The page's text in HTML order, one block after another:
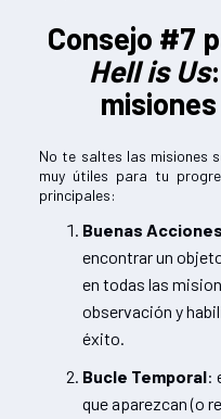
Consejo #7
Hell is Us
No te saltes las misiones
muy útiles para tu
principales:
Buenas Acciones
encontrar un
en todas las
observación y
éxito.
Bucle Temporal:
que aparezcan (o